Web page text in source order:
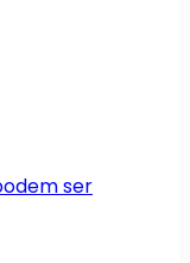
ser